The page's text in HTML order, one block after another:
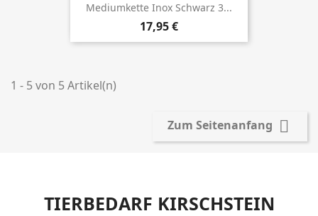
Mediumkette Inox Schwarz 3...
Preis
17,95 €
1 - 5 von 5 Artikel(n)
Zum Seitenanfang 
TIERBEDARF KIRSCHSTEIN